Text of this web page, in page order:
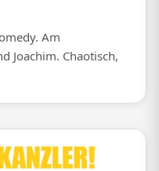
Am
Joachim. Chaotisch,